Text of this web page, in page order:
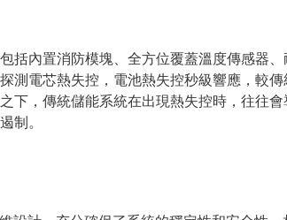
括內置消防模塊、全方位覆蓋溫度傳感器
測電芯熱失控，電池熱失控秒級響應，較
下，傳統儲能系統在出現熱失控時，往往
制。